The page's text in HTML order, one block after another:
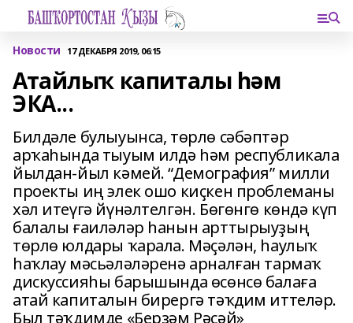
Новости 17 ДЕКАБРЯ 2019, 06:15
Атайлыҡ капиталы һәм
ЭКА...
Билдәле булыуынса, төрлө сәбәптәр
арҡаһында тыуым илдә һәм республикала
йылдан-йыл кәмей. “Демография” милли
проекты иң элек ошо киҫкен проблеманы
хәл итеүгә йүнәлтелгән. Бөгөнгө көндә күп
балалы ғаиләләр һанын арттырыуҙың
төрлө юлдары ҡарала. Мәҫәлән, һаулыҡ
һаҡлау мәсьәләләренә арналған тармаҡ
дискуссияһы барышында өсөнсө балаға
атай капиталын бирергә тәҡдим иттеләр.
Был тәҡдимде «Берҙәм Рәсәй»